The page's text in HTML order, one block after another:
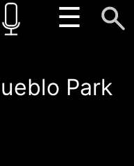
☰
Park